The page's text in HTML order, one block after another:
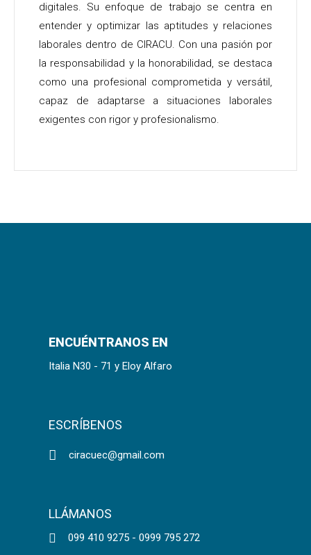
digitales. Su enfoque de trabajo se centra en
entender y optimizar las aptitudes y relaciones
laborales dentro de CIRACU. Con una pasión por
la responsabilidad y la honorabilidad, se destaca
como una profesional comprometida y versátil,
capaz de adaptarse a situaciones laborales
exigentes con rigor y profesionalismo.
ENCUÉNTRANOS EN
Italia N30 - 71 y Eloy Alfaro
ESCRÍBENOS
ciracuec@gmail.com
LLÁMANOS
099 410 9275 - 0999 795 272